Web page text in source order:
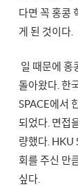
다면 꼭 홍콩
게 된 것이다.
일 때문에 홍
돌아왔다. 한
SPACE에서
되었다. 면접
량했다. HKU
회를 주신 만
싶다.